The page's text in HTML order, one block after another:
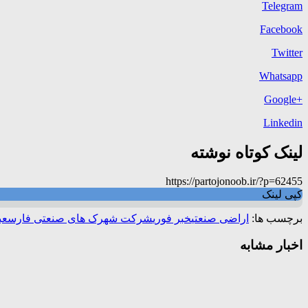
Telegram
Facebook
Twitter
Whatsapp
+Google
Linkedin
لینک کوتاه نوشته
https://partojonoob.ir/?p=62455
کپی لینک
برچسب ها: اراضی صنعتیخبر فوریشرکت شهرک های صنعتی فارس
اخبار مشابه